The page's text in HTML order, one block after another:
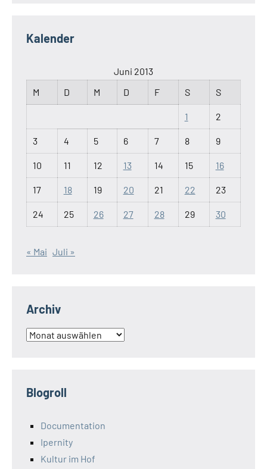
Kalender
Juni 2013
M
D M D F S S
1 2
3 4 5 6 7 8 9
10 11 12 13 14 15 16
17 18 19 20 21 22 23
24 25 26 27 28 29 30
« Mai Juli »
Archiv
Archiv
Blogroll
Documentation
Ipernity
Kultur im Hof